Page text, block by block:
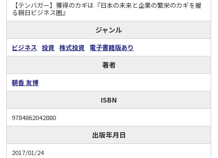
【テンバガー】獲得のカギは『日本の未来と企業の繁栄のカギを握
る親日ビジネス圏』
ジャンル
ビジネス 投資 株式投資 電子書籍版あり
著者
朝香 友博
ISBN
9784862042880
出版年月日
2017/01/24